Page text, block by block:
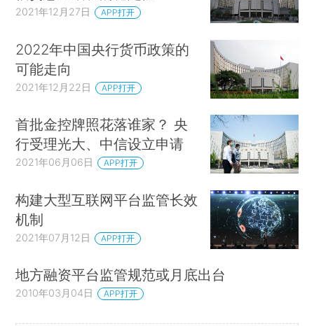
2021年12月27日 APP打开
2022年中国央行货币政策的
可能走向
2021年12月22日 APP打开
首批金控牌照花落谁家？ 央
行受理光大、中信设立申请
2021年06月06日 APP打开
构建大型互联网平台监管长效
机制
2021年07月12日 APP打开
地方融资平台监管规范或月底出台
2010年03月04日 APP打开